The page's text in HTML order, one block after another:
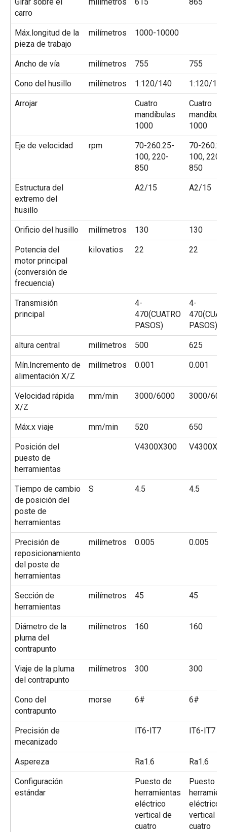
Girar sobre el
carro
milímetros 615 865
Máx.longitud de la
pieza de trabajo
milímetros 1000-10000
Ancho de vía milímetros 755 755
Cono del husillo milímetros 1:120/140 1:120/140
Arrojar
Cuatro
mandíbulas
1000
Cuatro
1000
Eje de velocidad rpm
70-260.25-
100, 220-
850
70-
100, 220-
850
Estructura del
extremo del
husillo
A2/15 A2/15
Orificio del husillo milímetros 130 130
Potencia del
motor principal
(conversión de
frecuencia)
kilovatios 22 22
Transmisión
principal
4-
470(CUATRO
PASOS)
4-
PASOS)
altura central milímetros 500 625
Mín.Incremento de
alimentación X/Z
milímetros 0.001 0.001
Velocidad rápida
X/Z
mm/min 3000/6000 3000/
Máx.x viaje mm/min 520 650
Posición del
puesto de
herramientas
V4300X300
Tiempo de cambio
de posición del
poste de
herramientas
S 4.5 4.5
Precisión de
reposicionamiento
del poste de
herramientas
milímetros 0.005 0.005
Sección de
herramientas
milímetros 45 45
Diámetro de la
pluma del
contrapunto
milímetros 160 160
Viaje de la pluma
del contrapunto
milímetros 300 300
Cono del
contrapunto
morse 6# 6#
Precisión de
mecanizado
IT6-IT7 IT6-IT7
Aspereza Ra1.6 Ra1.6
Configuración
estándar
Puesto de
herramientas
eléctrico
vertical de
cuatro
Puesto de
eléctrico
vertical de
cuatro